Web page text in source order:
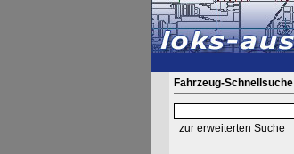
Fahrzeug-Schnellsuche
zur erweiterten Suche